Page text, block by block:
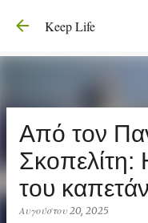
Μετάβαση
Keep Life
Από τον
Σκοπελίτη:
του
Αυγούστου 20, 2025